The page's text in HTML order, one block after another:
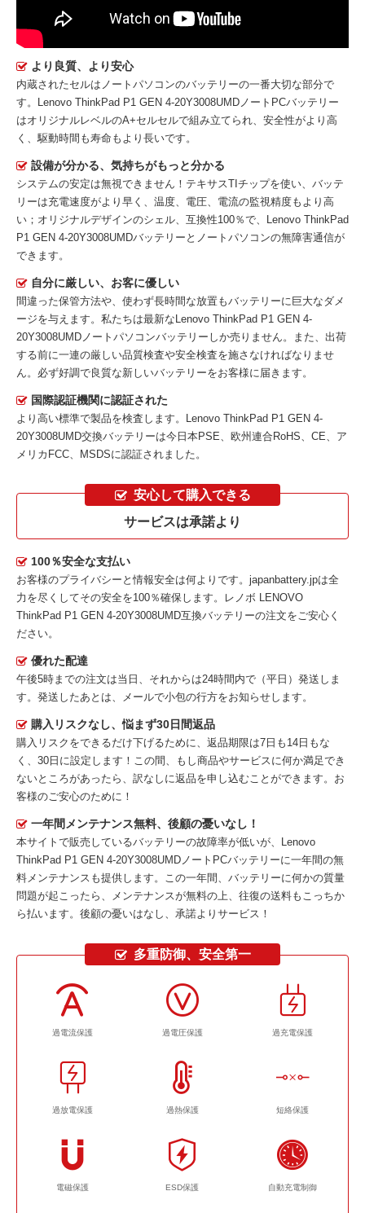
より良質、より安心
内蔵されたセルはノートパソコンのバッテリーの一番大切な部分で
す。
Lenovo ThinkPad P1 GEN 4-20Y3008UMDノートPCバッテリー
はオリジナルレベルのA+セルセルで組み立てられ、安全性がより高
く、駆動時間も寿命もより長いです。
設備が分かる、気持ちがもっと分かる
システムの安定は無視できません！テキサスTIチップを使い、バッテ
リーは充電速度がより早く、温度、電圧、電流の監視精度もより高
い；オリジナルデザインのシェル、互換性100％で、Lenovo ThinkPad
P1 GEN 4-20Y3008UMDバッテリーとノートパソコンの無障害通信が
できます。
自分に厳しい、お客に優しい
間違った保管方法や、使わず長時間な放置もバッテリーに巨大なダメ
ージを与えます。私たちは最新な Lenovo ThinkPad P1 GEN 4-
20Y3008UMDノートパソコンバッテリー しか売りません。また、出荷
する前に一連の厳しい品質検査や安全検査を施さなければなりませ
ん。必ず好調で良質な新しいバッテリーをお客様に届きます。
国際認証機関に認証された
より高い標準で製品を検査します。Lenovo ThinkPad P1 GEN 4-
20Y3008UMD交換バッテリーは今日本PSE、欧州連合RoHS、CE、ア
メリカFCC、MSDSに認証されました。
安心して購入できる
サービスは承諾より
100％安全な支払い
お客様のプライバシーと情報安全は何よりです。japanbattery.jpは全
力を尽くしてその安全を100％確保します。
レノボ LENOVO
ThinkPad P1 GEN 4-20Y3008UMD互換バッテリーの注文をご安心く
ださい。
優れた配達
午後5時までの注文は当日、それからは24時間内で（平日）発送しま
す。発送したあとは、メールで小包の行方をお知らせします。
購入リスクなし、悩まず30日間返品
購入リスクをできるだけ下げるために、返品期限は7日も14日もな
く、30日に設定します！この間、もし商品やサービスに何か満足でき
ないところがあったら、訳なしに返品を申し込むことができます。お
客様のご安心のために！
一年間メンテナンス無料、後顧の憂いなし！
本サイトで販売しているバッテリーの故障率が低いが、
Lenovo
ThinkPad P1 GEN 4-20Y3008UMDノートPCバッテリーに一年間の無
料メンテナンスも提供します。この一年間、バッテリーに何かの質量
問題が起こったら、メンテナンスが無料の上、往復の送料もこっちか
ら払います。後顧の憂いはなし、承諾よりサービス！
多重防御、安全第一
過電流保護 過電圧保護 過充電保護
過放電保護 過熱保護 短絡保護
電磁保護 ESD保護 自動充電制御